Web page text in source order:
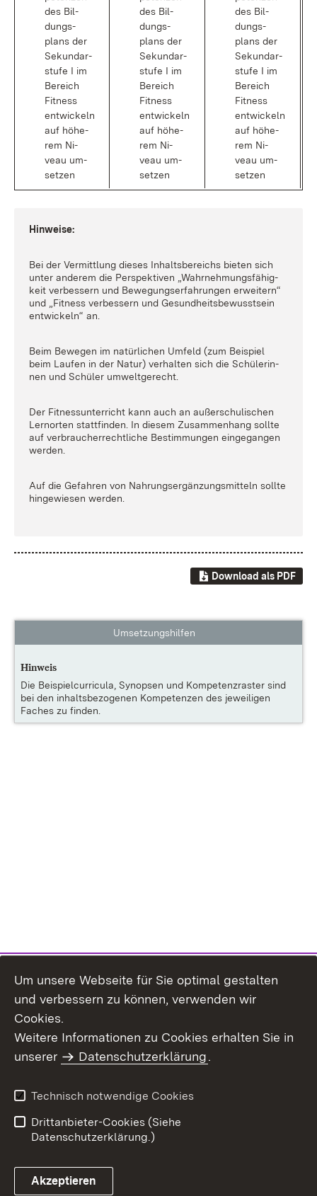
des Bil­
dungs­
plans der
Se­kun­dar­
stu­fe I im
Be­reich
Fit­ness
ent­wi­ckeln
auf hö­he­
rem Ni­
veau um­
set­zen
des Bil­
dungs­
plans der
Se­kun­dar­
stu­fe I im
Be­reich
Fit­ness
ent­wi­ckeln
auf hö­he­
rem Ni­
veau um­
set­zen
des Bil­
dungs­
plans der
Se­kun­dar­
stu­fe I im
Be­reich
Fit­ness
ent­wi­ckeln
auf hö­he­
rem Ni­
veau um­
set­zen
Hin­wei­se:
Bei der Ver­mitt­lung die­ses In­halts­be­reichs bie­ten sich
un­ter an­de­rem die Per­spek­ti­ven „Wahr­neh­mungs­fä­hig­
keit ver­bes­sern und Be­we­gungs­er­fah­run­gen er­wei­tern“
und „Fit­ness ver­bes­sern und Ge­sund­heits­be­wusst­sein
ent­wi­ckeln“ an.
Beim Be­we­gen im na­tür­li­chen Um­feld (zum Bei­spiel
beim Lau­fen in der Na­tur) ver­hal­ten sich die Schü­le­rin­
nen und Schü­ler um­welt­ge­recht.
Der Fit­ness­un­ter­richt kann auch an au­ßer­schu­li­schen
Lern­or­ten statt­fin­den. In die­sem Zu­sam­men­hang soll­te
auf ver­brau­cher­recht­li­che Be­stim­mungen ein­ge­gan­gen
wer­den.
Auf die Ge­fah­ren von Nah­rungs­er­gän­zungs­mit­teln soll­te
hin­ge­wie­sen wer­den.
Download als PDF
Umsetzungshilfen
Hinweis
Die Beispielcurricula, Synopsen und Kompetenzraster sind
bei den inhaltsbezogenen Kompetenzen des jeweiligen
Faches zu finden.
Um unsere Webseite für Sie optimal gestalten
und verbessern zu können, verwenden wir
Cookies.
Weitere Informationen zu Cookies erhalten Sie in
unserer
Datenschutzerklärung.
Technisch notwendige Cookies
Drittanbieter-Cookies (Siehe
Datenschutzerklärung.)
Akzeptieren